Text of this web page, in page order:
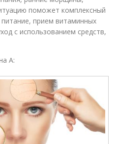
поможет комплексный
прием витаминных
с использованием средств,
А: